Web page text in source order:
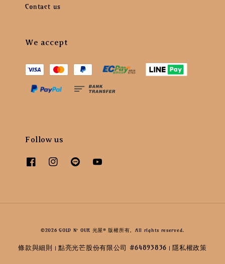
Contact us
We accept
Follow us
©2026 GOLD N’ OUR 光屋® 版權所有。All rights reserved.
條款與細則 | 點亮光芒股份有限公司 #64893836 | 隱私權政策